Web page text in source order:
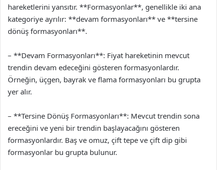
hareketlerini yansıtır. **Formasyonlar**, genellikle iki ana
kategoriye ayrılır: **devam formasyonları** ve **tersine
dönüş formasyonları**.
– **Devam Formasyonları**: Fiyat hareketinin mevcut
trendin devam edeceğini gösteren formasyonlardır.
Örneğin, üçgen, bayrak ve flama formasyonları bu grupta
yer alır.
– **Tersine Dönüş Formasyonları**: Mevcut trendin sona
ereceğini ve yeni bir trendin başlayacağını gösteren
formasyonlardır. Baş ve omuz, çift tepe ve çift dip gibi
formasyonlar bu grupta bulunur.